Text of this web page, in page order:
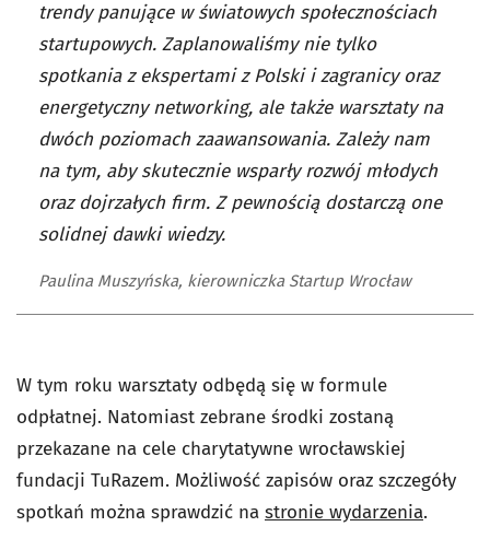
trendy panujące w światowych społecznościach
startupowych. Zaplanowaliśmy nie tylko
spotkania z ekspertami z Polski i zagranicy oraz
energetyczny networking, ale także warsztaty na
dwóch poziomach zaawansowania. Zależy nam
na tym, aby skutecznie wsparły rozwój młodych
oraz dojrzałych firm. Z pewnością dostarczą one
solidnej dawki wiedzy.
Paulina Muszyńska, kierowniczka Startup Wrocław
W tym roku warsztaty odbędą się w formule
odpłatnej. Natomiast zebrane środki zostaną
przekazane na cele charytatywne wrocławskiej
fundacji TuRazem. Możliwość zapisów oraz szczegóły
spotkań można sprawdzić na stronie wydarzenia.